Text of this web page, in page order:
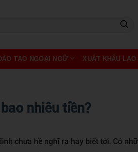
TẠO NGOẠI NGỮ XUẤT KHẨU LAO
nhiêu tiền?
chưa hề nghĩ ra hay biết tới. Có